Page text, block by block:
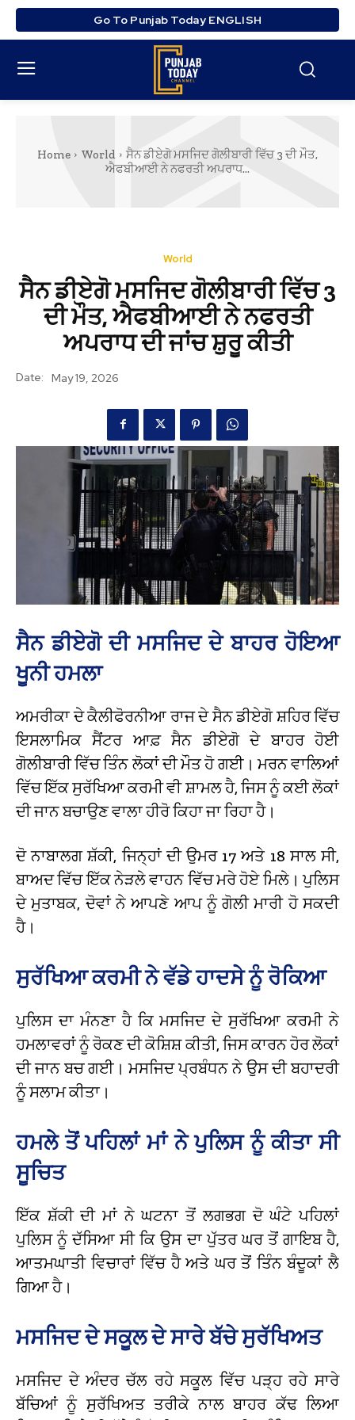
Go To Punjab Today ENGLISH
Home World
ਸੈਨ ਡੀਏਗੋ ਮਸਜਿਦ ਗੋਲੀਬਾਰੀ ਵਿੱਚ 3 ਦੀ ਮੌਤ,
ਐਫਬੀਆਈ ਨੇ ਨਫਰਤੀ ਅਪਰਾਧ...
World
ਸੈਨ ਡੀਏਗੋ ਮਸਜਿਦ ਗੋਲੀਬਾਰੀ ਵਿੱਚ 3
ਦੀ ਮੌਤ, ਐਫਬੀਆਈ ਨੇ ਨਫਰਤੀ
ਅਪਰਾਧ ਦੀ ਜਾਂਚ ਸ਼ੁਰੂ ਕੀਤੀ
Date: May 19, 2026
ਸੈਨ ਡੀਏਗੋ ਦੀ ਮਸਜਿਦ ਦੇ ਬਾਹਰ ਹੋਇਆ
ਖੂਨੀ ਹਮਲਾ
ਅਮਰੀਕਾ ਦੇ ਕੈਲੀਫੋਰਨੀਆ ਰਾਜ ਦੇ ਸੈਨ ਡੀਏਗੋ ਸ਼ਹਿਰ ਵਿੱਚ
ਇਸਲਾਮਿਕ ਸੈਂਟਰ ਆਫ਼ ਸੈਨ ਡੀਏਗੋ ਦੇ ਬਾਹਰ ਹੋਈ
ਗੋਲੀਬਾਰੀ ਵਿੱਚ ਤਿੰਨ ਲੋਕਾਂ ਦੀ ਮੌਤ ਹੋ ਗਈ। ਮਰਨ ਵਾਲਿਆਂ
ਵਿੱਚ ਇੱਕ ਸੁਰੱਖਿਆ ਕਰਮੀ ਵੀ ਸ਼ਾਮਲ ਹੈ, ਜਿਸ ਨੂੰ ਕਈ ਲੋਕਾਂ
ਦੀ ਜਾਨ ਬਚਾਉਣ ਵਾਲਾ ਹੀਰੋ ਕਿਹਾ ਜਾ ਰਿਹਾ ਹੈ।
ਦੋ ਨਾਬਾਲਗ ਸ਼ੱਕੀ, ਜਿਨ੍ਹਾਂ ਦੀ ਉਮਰ 17 ਅਤੇ 18 ਸਾਲ ਸੀ,
ਬਾਅਦ ਵਿੱਚ ਇੱਕ ਨੇੜਲੇ ਵਾਹਨ ਵਿੱਚ ਮਰੇ ਹੋਏ ਮਿਲੇ। ਪੁਲਿਸ
ਦੇ ਮੁਤਾਬਕ, ਦੋਵਾਂ ਨੇ ਆਪਣੇ ਆਪ ਨੂੰ ਗੋਲੀ ਮਾਰੀ ਹੋ ਸਕਦੀ
ਹੈ।
ਸੁਰੱਖਿਆ ਕਰਮੀ ਨੇ ਵੱਡੇ ਹਾਦਸੇ ਨੂੰ ਰੋਕਿਆ
ਪੁਲਿਸ ਦਾ ਮੰਨਣਾ ਹੈ ਕਿ ਮਸਜਿਦ ਦੇ ਸੁਰੱਖਿਆ ਕਰਮੀ ਨੇ
ਹਮਲਾਵਰਾਂ ਨੂੰ ਰੋਕਣ ਦੀ ਕੋਸ਼ਿਸ਼ ਕੀਤੀ, ਜਿਸ ਕਾਰਨ ਹੋਰ ਲੋਕਾਂ
ਦੀ ਜਾਨ ਬਚ ਗਈ। ਮਸਜਿਦ ਪ੍ਰਬੰਧਨ ਨੇ ਉਸ ਦੀ ਬਹਾਦਰੀ
ਨੂੰ ਸਲਾਮ ਕੀਤਾ।
ਹਮਲੇ ਤੋਂ ਪਹਿਲਾਂ ਮਾਂ ਨੇ ਪੁਲਿਸ ਨੂੰ ਕੀਤਾ ਸੀ
ਸੂਚਿਤ
ਇੱਕ ਸ਼ੱਕੀ ਦੀ ਮਾਂ ਨੇ ਘਟਨਾ ਤੋਂ ਲਗਭਗ ਦੋ ਘੰਟੇ ਪਹਿਲਾਂ
ਪੁਲਿਸ ਨੂੰ ਦੱਸਿਆ ਸੀ ਕਿ ਉਸ ਦਾ ਪੁੱਤਰ ਘਰ ਤੋਂ ਗਾਇਬ ਹੈ,
ਆਤਮਘਾਤੀ ਵਿਚਾਰਾਂ ਵਿੱਚ ਹੈ ਅਤੇ ਘਰ ਤੋਂ ਤਿੰਨ ਬੰਦੂਕਾਂ ਲੈ
ਗਿਆ ਹੈ।
ਮਸਜਿਦ ਦੇ ਸਕੂਲ ਦੇ ਸਾਰੇ ਬੱਚੇ ਸੁਰੱਖਿਅਤ
ਮਸਜਿਦ ਦੇ ਅੰਦਰ ਚੱਲ ਰਹੇ ਸਕੂਲ ਵਿੱਚ ਪੜ੍ਹ ਰਹੇ ਸਾਰੇ
ਬੱਚਿਆਂ ਨੂੰ ਸੁਰੱਖਿਅਤ ਤਰੀਕੇ ਨਾਲ ਬਾਹਰ ਕੱਢ ਲਿਆ